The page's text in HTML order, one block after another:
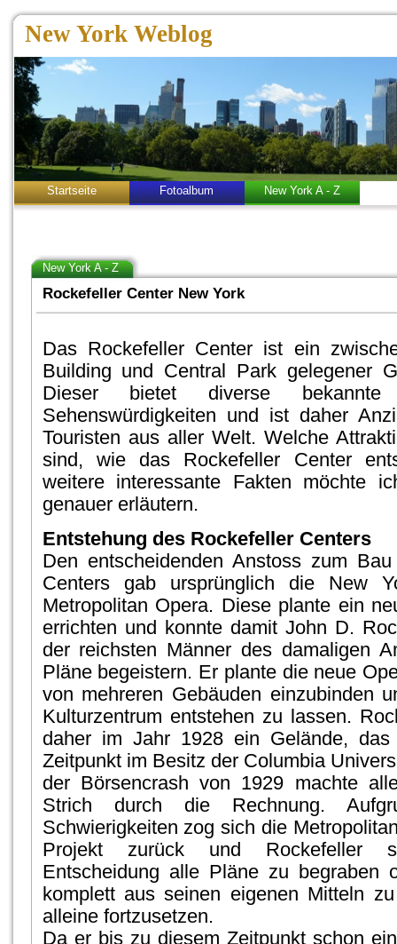
New York Weblog
Startseite Fotoalbum New York A - Z
New York A - Z
Rockefeller Center New York
Das Rockefeller Center ist ein
Building und Central Park gelegener
Dieser bietet diverse
Sehenswürdigkeiten und ist daher
Touristen aus aller Welt. Welche
sind, wie das Rockefeller Center
weitere interessante Fakten möchte
genauer erläutern.
Entstehung des Rockefeller Centers
Den entscheidenden Anstoss zum
Centers gab ursprünglich die New
Metropolitan Opera. Diese plante ein
errichten und konnte damit John D.
der reichsten Männer des damaligen
Pläne begeistern. Er plante die neue
von mehreren Gebäuden einzubinden
Kulturzentrum entstehen zu lassen.
daher im Jahr 1928 ein Gelände,
Zeitpunkt im Besitz der Columbia
der Börsencrash von 1929 machte
Strich durch die Rechnung.
Schwierigkeiten zog sich die
Projekt zurück und Rockefeller
Entscheidung alle Pläne zu begraben
komplett aus seinen eigenen Mitteln
alleine fortzusetzen.
Da er bis zu diesem Zeitpunkt schon